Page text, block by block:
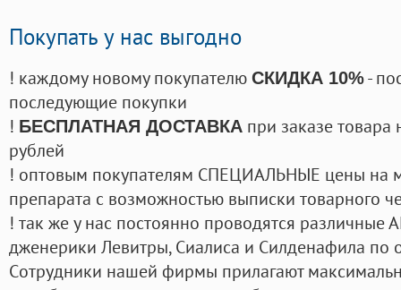
Покупать у нас выгодно
! каждому новому покупателю СКИДКА 10%-
последующие покупки
! БЕСПЛАТНАЯ ДОСТАВКА при заказе
рублей
! оптовым покупателям СПЕЦИАЛЬНЫЕ цены на
препарата с возможностью выписки товарного
! так же у нас постоянно проводятся
дженерики Левитры, Сиалиса и Силденафила по
Cотрудники нашей фирмы прилагают